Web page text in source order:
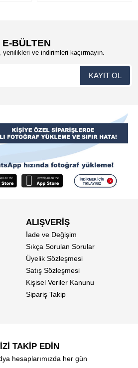
E-BÜLTEN
yenilikleri ve indirimleri kaçırmayın.
ALIŞVERİŞ
İade ve Değişim
Sıkça Sorulan Sorular
Üyelik Sözleşmesi
Satış Sözleşmesi
Kişisel Veriler Kanunu
Sipariş Takip
TAKİP EDİN
hesaplarımızda her gün